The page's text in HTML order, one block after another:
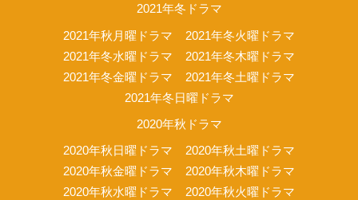
2021年冬ドラマ
2021年秋月曜ドラマ
2021年冬火曜ドラマ
2021年冬水曜ドラマ
2021年冬木曜ドラマ
2021年冬金曜ドラマ
2021年冬土曜ドラマ
2021年冬日曜ドラマ
2020年秋ドラマ
2020年秋日曜ドラマ
2020年秋土曜ドラマ
2020年秋金曜ドラマ
2020年秋木曜ドラマ
2020年秋水曜ドラマ
2020年秋火曜ドラマ